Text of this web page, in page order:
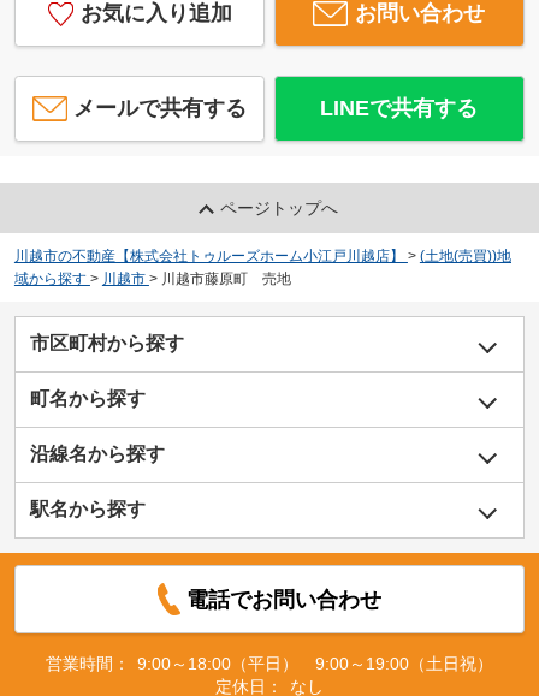
お気に入り追加 お問い合わせ
メールで共有する LINEで共有する
ページトップへ
川越市の不動産【株式会社トゥルーズホーム小江戸川越店】 > (土地(売買))地
域から探す > 川越市 > 川越市藤原町 売地
市区町村から探す
町名から探す
沿線名から探す
駅名から探す
電話でお問い合わせ
営業時間：
9:00～18:00（平日） 9:00～19:00（土日祝）
定休日：
なし